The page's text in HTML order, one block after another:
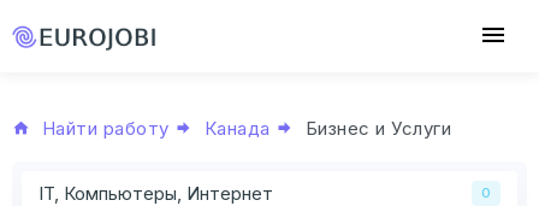
Найти работу Канада Бизнес и Услуги
IT, Компьютеры, Интернет 0